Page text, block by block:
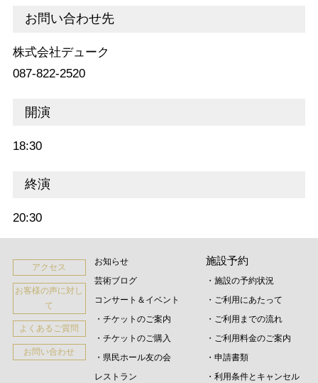
お問い合わせ先
株式会社デューク
087-822-2520
開演
18:30
終演
20:30
アクセス
お客様の声に対し
て
よくあるご質問
お問い合わせ
お知らせ
芸術ブログ
コンサート＆イベント
・チケットのご案内
・チケットのご購入
・県民ホール友の会
レストラン
施設予約
・施設の予約状況
・ご利用にあたって
・ご利用までの流れ
・ご利用料金のご案内
・申請書類
・利用条件とキャンセル